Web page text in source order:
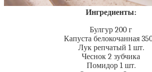
Ингредиенты:
Булгур 200 г
Капуста белокочанная
Лук репчатый 1 шт.
Чеснок 2 зубчика
Помидор 1 шт.